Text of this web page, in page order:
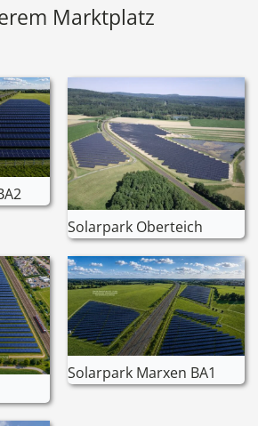
Marktplatz
Solarpark Oberteich
Solarpark Marxen BA1